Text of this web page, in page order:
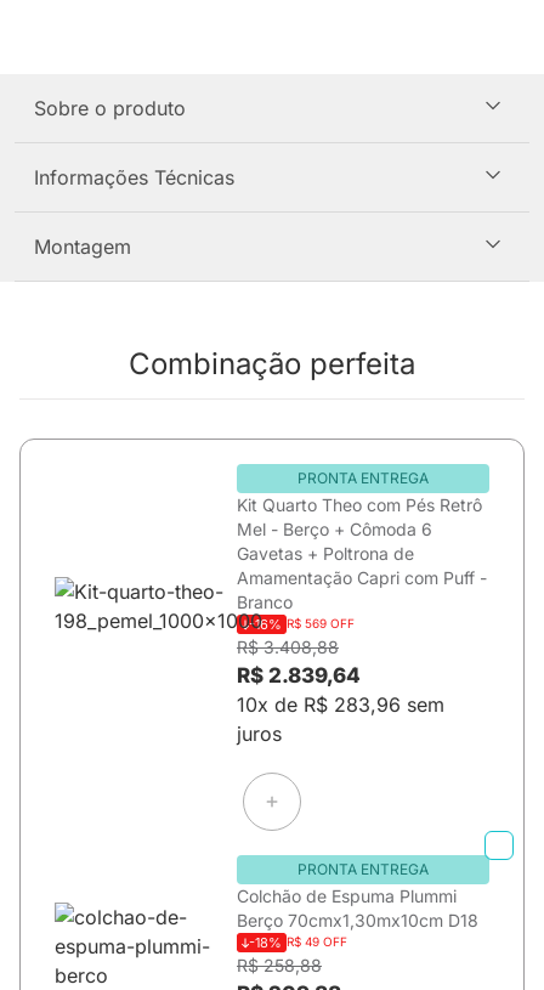
Sobre o produto
Informações Técnicas
Montagem
Combinação perfeita
PRONTA ENTREGA
Kit Quarto Theo com Pés Retrô
Mel - Berço + Cômoda 6
Gavetas + Poltrona de
Amamentação Capri com Puff -
Branco
-16% R$ 569 OFF
R$ 3.408,88
R$ 2.839,64
10x de R$ 283,96 sem
juros
PRONTA ENTREGA
Colchão de Espuma Plummi
Berço 70cmx1,30mx10cm D18
-18% R$ 49 OFF
R$ 258,88